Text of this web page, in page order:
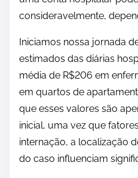
consideravelmente,
Iniciamos nossa jornada
estimados das diárias
média de R$206 em
em quartos de
que esses valores são
inicial, uma vez que
internação, a localização
do caso influenciam